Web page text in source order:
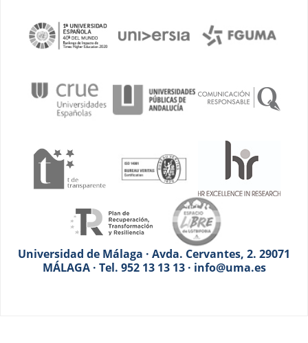
Universidad de Málaga · Avda. Cervantes, 2. 29071
MÁLAGA · Tel. 952 13 13 13 · info@uma.es